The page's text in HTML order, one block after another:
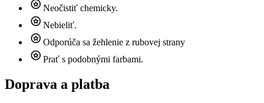
Neočistiť chemicky.
Nebieliť.
Odporúča sa žehlenie z rubovej strany
Prať s podobnými farbami.
Doprava a platba